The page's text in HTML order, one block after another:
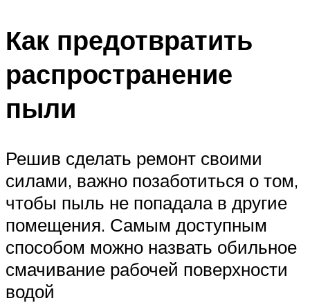
Как предотвратить
распространение
пыли
Решив сделать ремонт своими
силами, важно позаботиться о том,
чтобы пыль не попадала в другие
помещения. Самым доступным
способом можно назвать обильное
смачивание рабочей поверхности
водой